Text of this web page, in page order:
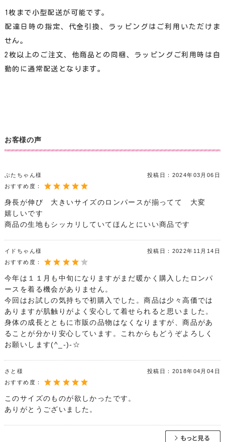
1枚まで小型配送が可能です。
配達日時の指定、代金引換、ラッピングはご利用いただけま
せん。
2枚以上のご注文、他商品との同梱、ラッピングご利用時は自
動的に通常配送となります。
お客様の声
ぶたちゃん様 投稿日： 2024年03月06日
おすすめ度：
身長が伸び 大きいサイズのロンパースが揃ってて 大変
嬉しいです
商品の生地もシッカリしていてほんとにいい商品です
イドちゃん様 投稿日： 2022年11月14日
おすすめ度：
今年は１１月も中旬になりますがまだ暖かく購入したロンパ
ースを着る機会がありません。
今回はお試しの気持ちで初購入でした。商品は少々高価では
ありますが肌触りがよく安心して着せられると思いました。
身体の成長とともに市販の品物はなくなりますが、商品があ
ることが分かり安心しています。これからもどうぞよろしく
お願いします(^_-)-☆
さと様 投稿日： 2018年04月04日
おすすめ度：
このサイズのものが欲しかったです。
ありがとうございました。